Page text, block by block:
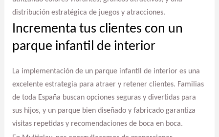
distribución estratégica de juegos y atracciones.
Incrementa tus clientes con un
parque infantil de interior
La implementación de un parque infantil de interior es una
excelente estrategia para atraer y retener clientes. Familias
de toda España buscan opciones seguras y divertidas para
sus hijos, y un parque bien diseñado y fabricado garantiza
visitas repetidas y recomendaciones de boca en boca.